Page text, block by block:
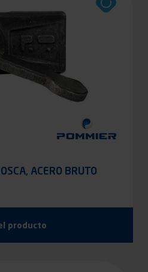
ACERO BRUTO
producto